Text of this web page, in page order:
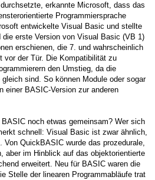
erkannte Microsoft, dass das
Programmiersprache
entwickelte Visual Basic und stellte
erste Version von Visual Basic (VB 1)
erschienen, die 7. und wahrscheinlich
vor der Tür. Die Kompatibilität zu
den Umstieg, da die
sind. So können Module oder sogar
einer BASIC-Version zur anderen
noch etwas gemeinsam? Wer sich
schnell: Visual Basic ist zwar ähnlich,
Von QuickBASIC wurde das prozedurale,
aber im Hinblick auf das objektorientierte
erweitert. Neu für BASIC waren die
Stelle der linearen Programmabläufe trat